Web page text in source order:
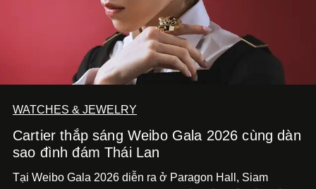
WATCHES & JEWELRY
Cartier thắp sáng Weibo Gala 2026 cùng dàn
sao đình đám Thái Lan
Tại Weibo Gala 2026 diễn ra ở Paragon Hall, Siam